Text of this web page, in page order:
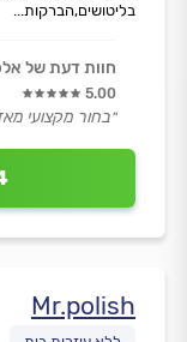
בליטושים,הברקות...
חוות דעת של
5.00
״בחור מקצועי
Mr.polish